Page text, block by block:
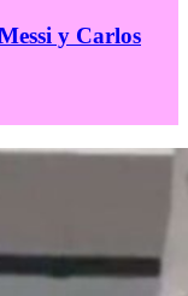
y Carlos